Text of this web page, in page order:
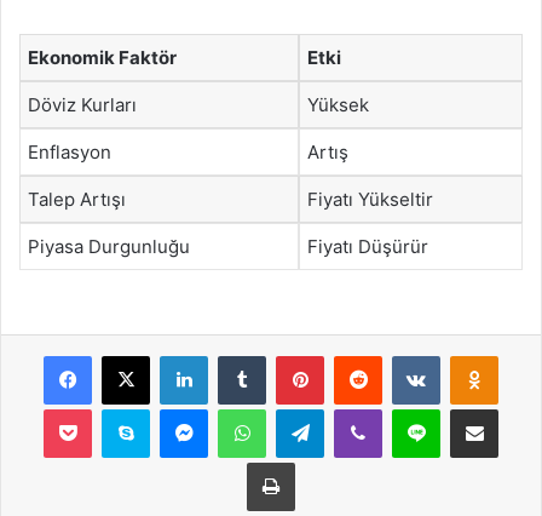
Ekonomik Faktör Etki
Döviz Kurları Yüksek
Enflasyon Artış
Talep Artışı Fiyatı Yükseltir
Piyasa Durgunluğu Fiyatı Düşürür
Facebook
X LinkedInTumblr PinterestReddit VKontakte
Pocket Skype MessengerWhatsAppTelegramViber Line E-Posta ile
Yazdır